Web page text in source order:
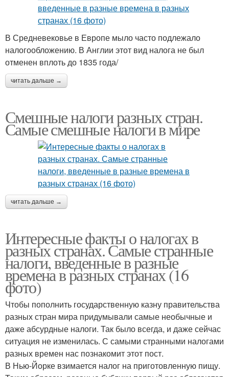
В Средневековье в Европе мыло часто подлежало
налогообложению. В Англии этот вид налога не был
отменен вплоть до 1835 года/
читать дальше →
Смешные налоги разных стран.
Самые смешные налоги в мире
читать дальше →
Интересные факты о налогах в
разных странах. Самые странные
налоги, введенные в разные
времена в разных странах (16
фото)
Чтобы пополнить государственную казну правительства
разных стран мира придумывали самые необычные и
даже абсурдные налоги. Так было всегда, и даже сейчас
ситуация не изменилась. С самыми странными налогами
разных времен нас познакомит этот пост.
В Нью-Йорке взимается налог на приготовленную пищу.